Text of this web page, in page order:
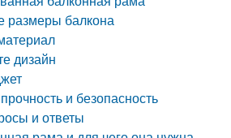
размеры балкона
дизайн
и безопасность
и ответы